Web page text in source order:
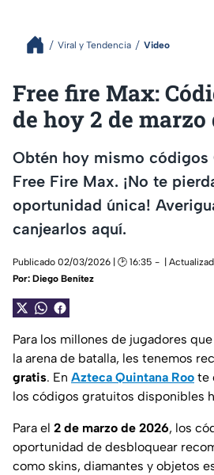
Viral y Tendencia Video
Free fire Max:
de hoy 2 de marzo
Obtén hoy mismo códigos
Free Fire Max. ¡No te
oportunidad única!
canjearlos aquí.
Publicado 02/03/2026 | 🕑 16:35
|
Por: Diego Benítez
Para los millones de jugadores
la arena de batalla, les tenemos
gratis. En Azteca Quintana Roo te
los códigos gratuitos disponibles
Para el 2 de marzo de 2026, los
oportunidad de desbloquear
como skins, diamantes y objetos